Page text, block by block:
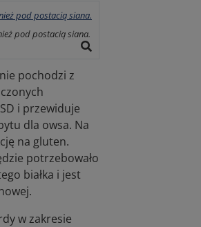
pod postacią siana.
pochodzi z
i przewiduje
dla owsa. Na
na gluten.
potrzebowało
białka i jest
w zakresie